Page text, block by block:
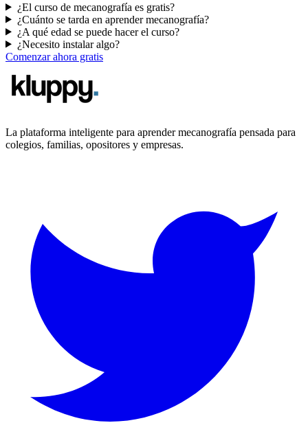
¿El curso de mecanografía es gratis?
¿Cuánto se tarda en aprender mecanografía?
¿A qué edad se puede hacer el curso?
¿Necesito instalar algo?
Comenzar ahora gratis
La plataforma inteligente para aprender mecanografía pensada para
colegios, familias, opositores y empresas.